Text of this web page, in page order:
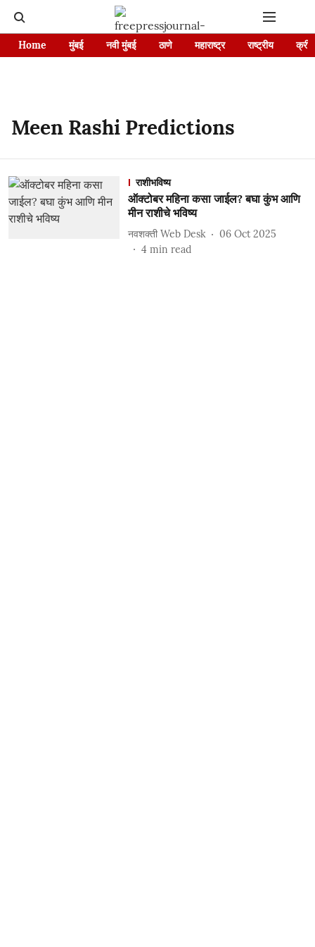
Home मुंबई नवी मुंबई ठाणे महाराष्ट्र राष्ट्रीय
Meen Rashi Predictions
राशीभविष्य
ऑक्टोबर महिना कसा जाईल? बघा कुंभ आणि
मीन राशीचे भविष्य
नवशक्ती Web Desk
06 Oct 2025
4 min read